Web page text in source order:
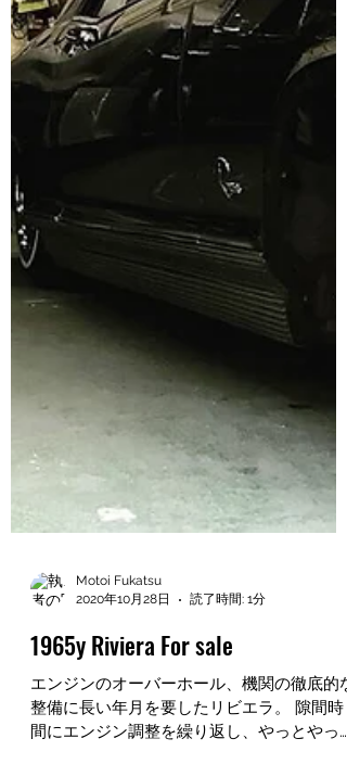
2020年10月28日
読了時間: 1分
1965y Riviera For sale
エンジンのオーバーホール、機関の徹底的な